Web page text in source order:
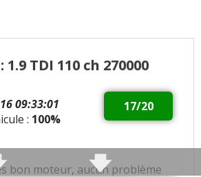
sur la notation
TDI 110 ch 270000
17/20
09:33:01
: 100%
bon moteur, aucun problème